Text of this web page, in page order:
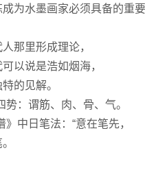
水墨画家必须具备的重要
那里形成理论，
以说是浩如烟海，
的见解。
势：谓筋、肉、骨、气。
中日笔法：“意在笔先，